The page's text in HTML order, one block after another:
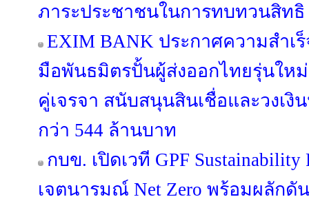
ภาระประชาชนในการทบทวนสิทธิ
EXIM BANK ประกาศความสำเ
มือพันธมิตรปั้นผู้ส่งออกไทยรุ่นใหม่
คู่เจรจา สนับสนุนสินเชื่อและวงเงิ
กว่า 544 ล้านบาท
กบข. เปิดเวที GPF Sustainability
เจตนารมณ์ Net Zero พร้อมผลักดั